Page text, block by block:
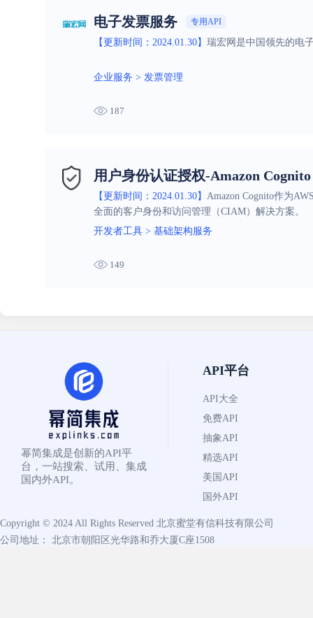
电子发票服务 专用API
【更新时间：2024.01.30】 瑞宏网是中国领先的电
企业服务 > 发票管理
187
用户身份认证授权-Amazon Cognito
【更新时间：2024.01.30】 Amazon Cognito作为
全面的客户身份和访问管理（CIAM）解决方案。
开发者工具 > 基础架构服务
149
幂简集成是创新的API平
台，一站搜索、试用、集成
国内外API。
API平台
API大全
免费API
抽象API
精选API
美国API
国外API
Copyright © 2024 All Rights Reserved 北京蜜堂有信科技有限公司
公司地址： 北京市朝阳区光华路和乔大厦C座1508